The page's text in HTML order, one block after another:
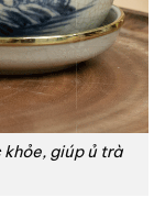
khỏe, giúp ủ trà